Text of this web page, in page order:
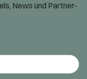
News und Partner-